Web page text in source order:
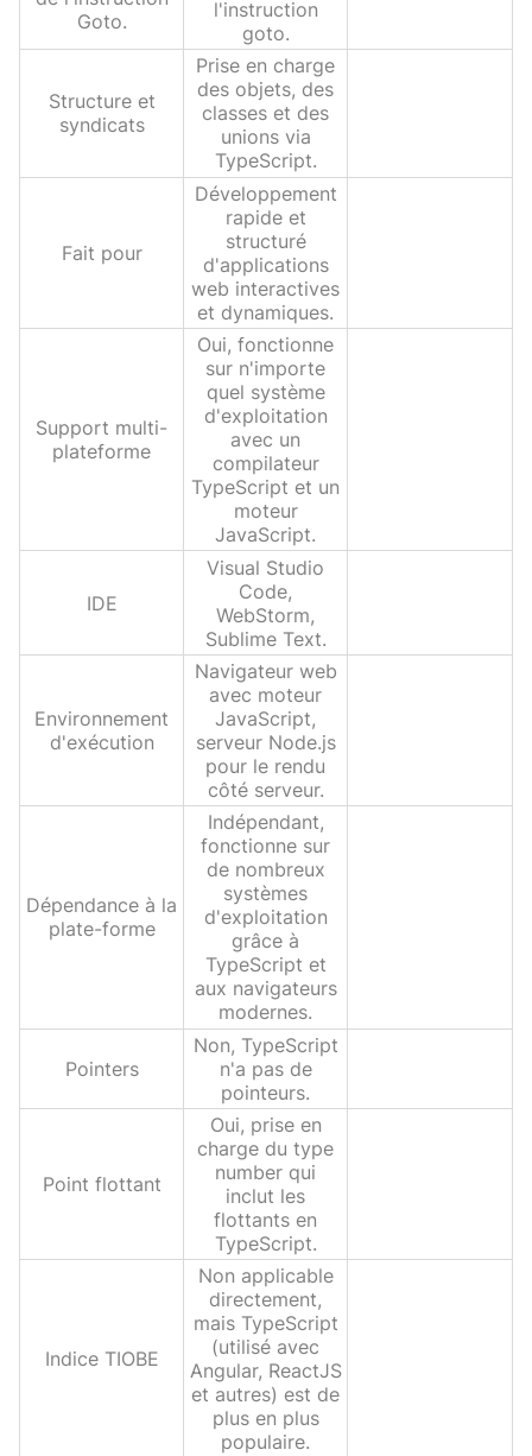
Goto.
l'instruction
goto.
Structure et
syndicats
Prise en charge
des objets, des
classes et des
unions via
TypeScript.
Fait pour
Développement
rapide et
structuré
d'applications
web interactives
et dynamiques.
Support multi-
plateforme
Oui, fonctionne
sur n'importe
quel système
d'exploitation
avec un
compilateur
TypeScript et un
moteur
JavaScript.
IDE
Visual Studio
Code,
WebStorm,
Sublime Text.
Environnement
d'exécution
Navigateur web
avec moteur
JavaScript,
serveur Node.js
pour le rendu
côté serveur.
Dépendance à la
plate-forme
Indépendant,
fonctionne sur
de nombreux
systèmes
d'exploitation
grâce à
TypeScript et
aux navigateurs
modernes.
Pointers
Non, TypeScript
n'a pas de
pointeurs.
Point flottant
Oui, prise en
charge du type
number qui
inclut les
flottants en
TypeScript.
Indice TIOBE
Non applicable
directement,
mais TypeScript
(utilisé avec
Angular, ReactJS
et autres) est de
plus en plus
populaire.